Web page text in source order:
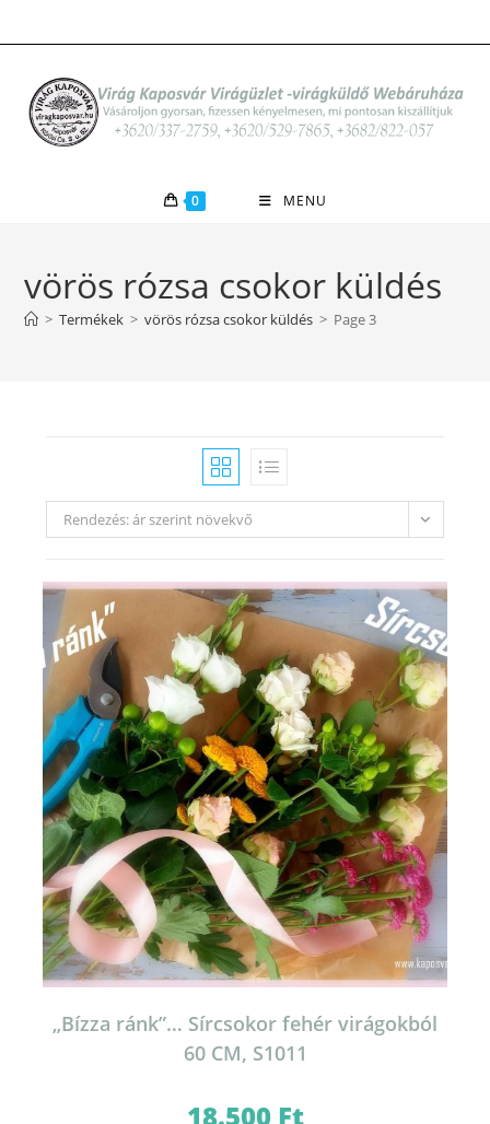
to
0 MENU
vörös rózsa csokor küldés
> Termékek > vörös rózsa csokor küldés > Page 3
Rendezés: ár szerint növekvő
„Bízza ránk”… Sírcsokor fehér virágokból
60 CM, S1011
18.500 Ft